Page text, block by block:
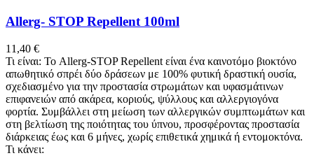
Allerg- STOP Repellent 100ml
11,40 €
Τι είναι: Το Allerg-STOP Repellent είναι ένα καινοτόμο βιοκτόνο
απωθητικό σπρέι δύο δράσεων με 100% φυτική δραστική ουσία,
σχεδιασμένο για την προστασία στρωμάτων και υφασμάτινων
επιφανειών από ακάρεα, κοριούς, ψύλλους και αλλεργιογόνα
φορτία. Συμβάλλει στη μείωση των αλλεργικών συμπτωμάτων και
στη βελτίωση της ποιότητας του ύπνου, προσφέροντας προστασία
διάρκειας έως και 6 μήνες, χωρίς επιθετικά χημικά ή εντομοκτόνα.
Τι κάνει: